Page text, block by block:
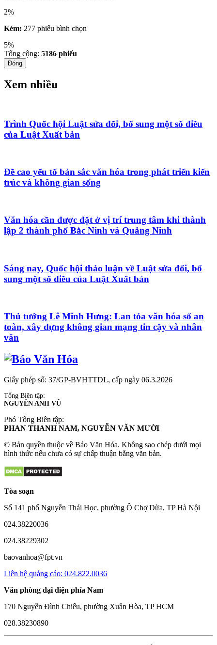
2%
Kém: 277 phiếu bình chọn
5%
Tổng cộng: 5186 phiếu
Đóng
Xem nhiều
Trình Quốc hội Luật sửa đổi, bổ sung một số điều
của Luật Xuất bản
Đề cao yếu tố bản sắc văn hóa trong phát triển kiến
trúc và không gian sống
Văn hóa cần được đặt ở vị trí trung tâm khi thành
lập 2 thành phố Bắc Ninh và Quảng Ninh
Sáng nay, Quốc hội thảo luận về Luật sửa đổi, bổ
sung một số điều của Luật Xuất bản
Thủ tướng Lê Minh Hưng: Lan tỏa văn hóa số an
toàn, xây dựng không gian mạng tin cậy và nhân
văn
Giấy phép số: 37/GP-BVHTTDL, cấp ngày 06.3.2026
Tổng Biên tập:
NGUYỄN ANH VŨ
Phó Tổng Biên tập:
PHAN THANH NAM, NGUYỄN VĂN MƯỜI
© Bản quyền thuộc về Báo Văn Hóa. Không sao chép dưới mọi
hình thức nếu chưa có sự chấp thuận bằng văn bản.
Tòa soạn
Số 141 phố Nguyễn Thái Học, phường Ô Chợ Dừa, TP Hà Nội
024.38220036
024.38229302
baovanhoa@fpt.vn
Liên hệ quảng cáo: 024.822.0036
Văn phòng đại diện phía Nam
170 Nguyễn Đình Chiểu, phường Xuân Hòa, TP HCM
028.38230890